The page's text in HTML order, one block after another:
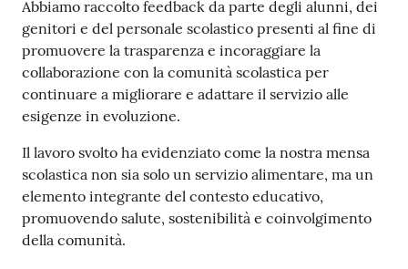
Abbiamo raccolto feedback da parte degli alunni, dei
genitori e del personale scolastico presenti al fine di
promuovere la trasparenza e incoraggiare la
collaborazione con la comunità scolastica per
continuare a migliorare e adattare il servizio alle
esigenze in evoluzione.
Il lavoro svolto ha evidenziato come la nostra mensa
scolastica non sia solo un servizio alimentare, ma un
elemento integrante del contesto educativo,
promuovendo salute, sostenibilità e coinvolgimento
della comunità.